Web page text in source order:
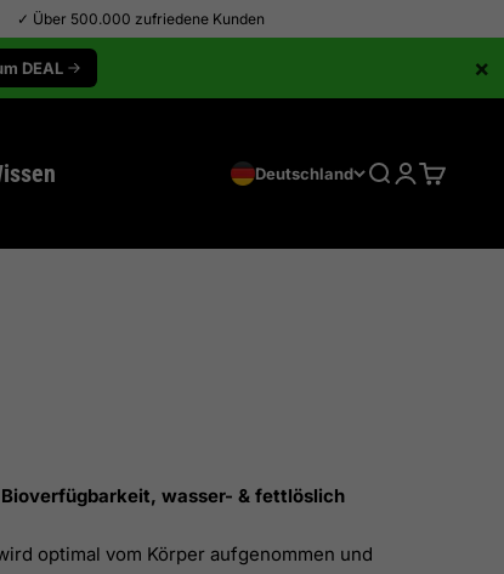
✓ Über 500.000 zufriedene Kunden
DEAL ×
Deutschland SucheAnmelden
wasser- & fettlöslich
optimal vom Körper aufgenommen und